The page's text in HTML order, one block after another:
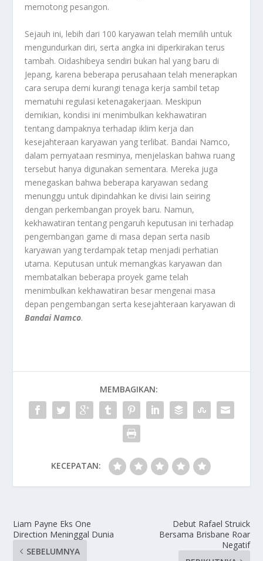
memotong pesangon.
Sejauh ini, lebih dari 100 karyawan telah memilih untuk
mengundurkan diri, serta angka ini diperkirakan terus
tambah. Oidashibeya sendiri bukan hal yang baru di
Jepang, karena beberapa perusahaan telah menerapkan
cara serupa demi kurangi tenaga kerja sambil tetap
mematuhi regulasi ketenagakerjaan. Meskipun
demikian, kondisi ini menimbulkan kekhawatiran
tentang dampaknya terhadap iklim kerja dan
kesejahteraan karyawan yang terlibat. Bandai Namco,
dalam pernyataan resminya, menjelaskan bahwa ruang
tersebut hanya digunakan sementara. Mereka juga
menegaskan bahwa beberapa karyawan sedang
menunggu untuk dipindahkan ke divisi lain seiring
dengan perkembangan proyek baru. Namun,
kekhawatiran tentang pengaruh keputusan ini terhadap
pengembangan game di masa depan serta nasib
karyawan yang terdampak tetap menjadi perhatian
utama. Keputusan untuk memangkas karyawan dan
membatalkan beberapa proyek game telah
menimbulkan kekhawatiran besar mengenai masa
depan pengembangan serta kesejahteraan karyawan di
Bandai Namco.
MEMBAGIKAN:
KECEPATAN:
Liam Payne Eks One
Direction Meninggal Dunia
SEBELUMNYA
Debut Rafael Struick
Bersama Brisbane Roar
Negatif